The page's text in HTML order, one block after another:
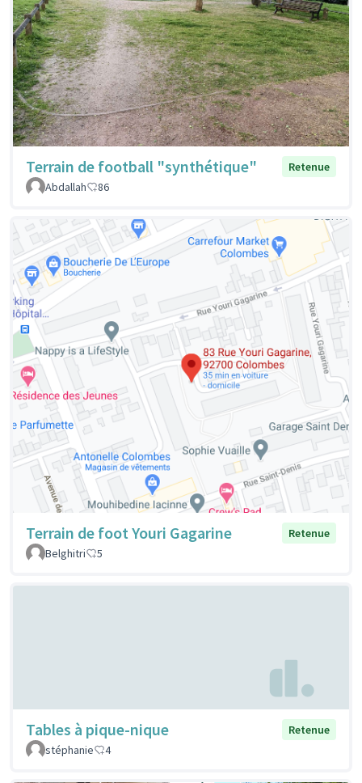
Terrain de football "synthétique"
Retenue
Abdallah
86
Terrain de foot Youri Gagarine
Retenue
Belghitri
5
Tables à pique-nique
Retenue
stéphanie
4